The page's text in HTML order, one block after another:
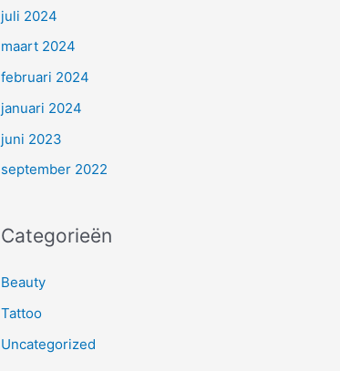
juli 2024
maart 2024
februari 2024
januari 2024
juni 2023
september 2022
Categorieën
Beauty
Tattoo
Uncategorized